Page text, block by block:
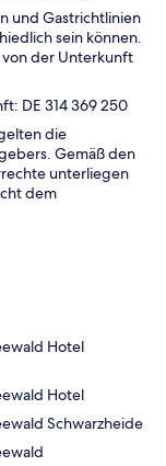
und Gastrichtlinien
sein können.
der Unterkunft
DE 314 369 250
die
Gemäß den
unterliegen
dem
Hotel
Hotel
Schwarzheide